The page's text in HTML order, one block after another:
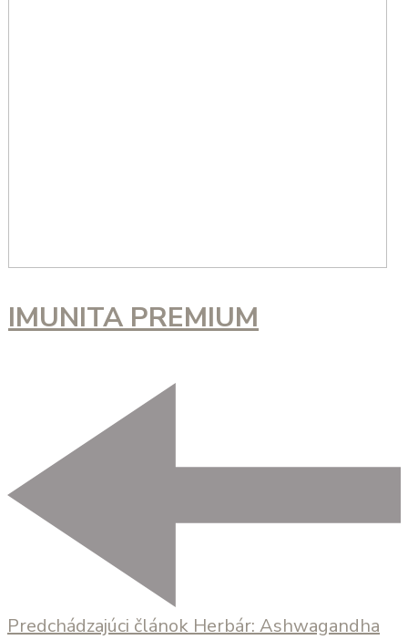
IMUNITA PREMIUM
článku
Predchádzajúci článokHerbár: Ashwagandha